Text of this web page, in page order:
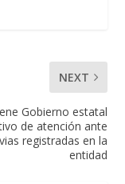
NEXT
Gobierno estatal
de atención ante
registradas en la
entidad